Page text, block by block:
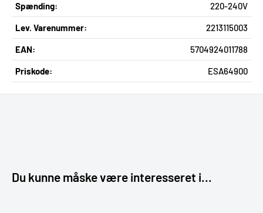
Spænding: 220-240V
Lev. Varenummer: 2213115003
EAN: 5704924011788
Priskode: ESA64900
Du kunne måske være interesseret i...